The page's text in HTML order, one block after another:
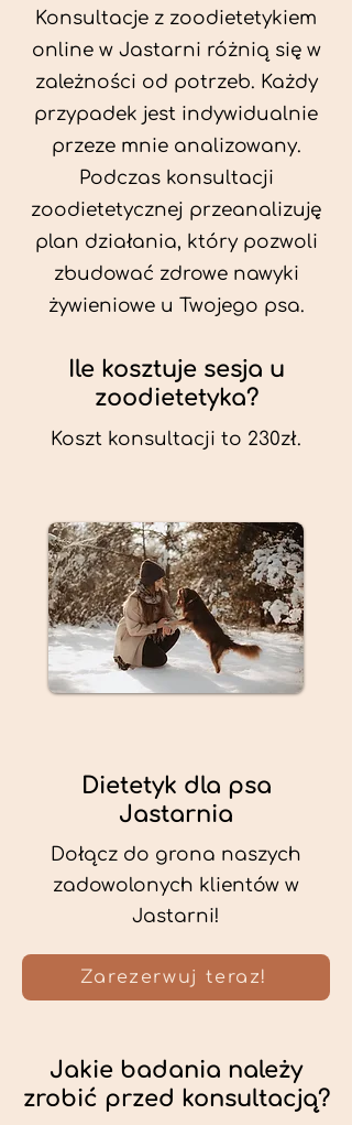
Konsultacje z zoodietetykiem
online w Jastarni różnią się w
zależności od potrzeb. Każdy
przypadek jest indywidualnie
przeze mnie analizowany.
Podczas konsultacji
zoodietetycznej przeanalizuję
plan działania, który pozwoli
zbudować zdrowe nawyki
żywieniowe u Twojego psa.
Ile kosztuje sesja u
zoodietetyka?
Koszt konsultacji to 230zł.
Dietetyk dla psa
Jastarnia
Dołącz do grona naszych
zadowolonych klientów w
Jastarni!
Zarezerwuj teraz!
Jakie badania należy
zrobić przed konsultacją?